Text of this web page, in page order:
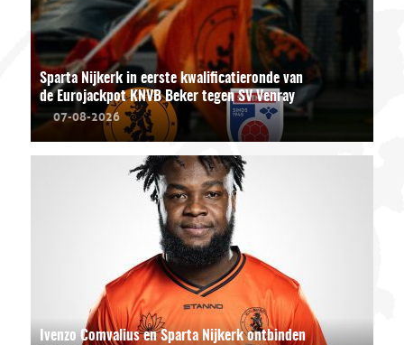
Sparta Nijkerk in eerste kwalificatieronde van
de Eurojackpot KNVB Beker tegen SV Venray
07-08-2026
Ivenzo Comvalius en Sparta Nijkerk ontbinden